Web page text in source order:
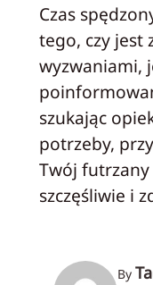
Czas
tego, czy jest
wyzwaniami,
szukając
potrzeby,
Twój futrzany
szczęśliwie i
By